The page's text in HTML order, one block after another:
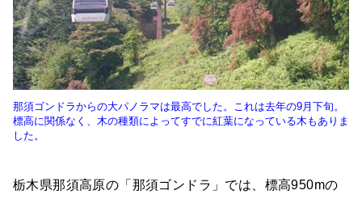
那須ゴンドラからの大パノラマは最高でした。これは去年の9月下旬。
標高に関係なく、木の種類によってすでに紅葉になっている木もありま
した。
栃木県那須高原の「那須ゴンドラ」では、標高950mの